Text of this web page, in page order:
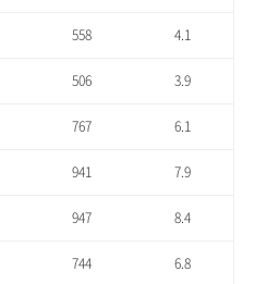
558 4.1
506 3.9
767 6.1
941 7.9
947 8.4
744 6.8